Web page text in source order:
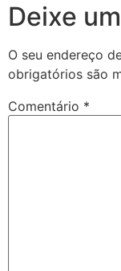
Deixe
O seu endereço
obrigatórios são
Comentário *